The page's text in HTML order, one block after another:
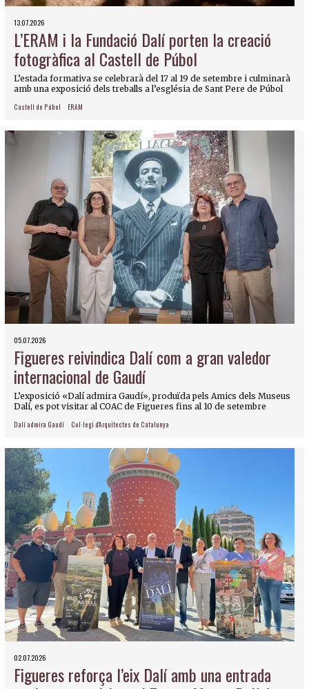
13.07.2026
L’ERAM i la Fundació Dalí porten la creació
fotogràfica al Castell de Púbol
L’estada formativa se celebrarà del 17 al 19 de setembre i culminarà
amb una exposició dels treballs a l’església de Sant Pere de Púbol
Castell de Púbol ERAM
05.07.2026
Figueres reivindica Dalí com a gran valedor
internacional de Gaudí
L’exposició «Dalí admira Gaudí», produïda pels Amics dels Museus
Dalí, es pot visitar al COAC de Figueres fins al 10 de setembre
Dalí admira Gaudí Col·legi d'Arquitectes de Catalunya
02.07.2026
Figueres reforça l’eix Dalí amb una entrada